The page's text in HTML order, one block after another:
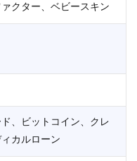
クター、ベビースキン
、ビットコイン、クレ
カルローン